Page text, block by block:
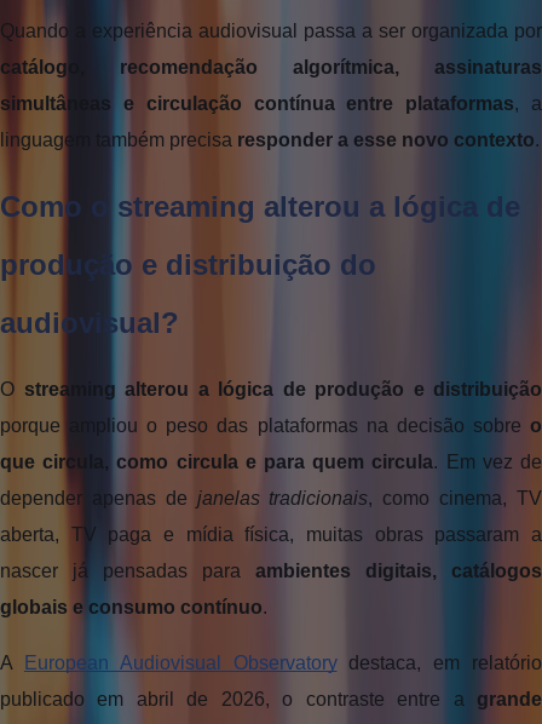
catálogo, recomendação algorítmica, assinaturas
simultâneas e circulação contínua entre plataformas, a
linguagem também precisa responder a esse novo contexto.
Como o streaming alterou a lógica de
produção e distribuição do
audiovisual?
O streaming alterou a lógica de produção e distribuição
porque ampliou o peso das plataformas na decisão sobre o
que circula, como circula e para quem circula. Em vez de
depender apenas de janelas tradicionais, como cinema, TV
aberta, TV paga e mídia física, muitas obras passaram a
nascer já pensadas para ambientes digitais, catálogos
globais e consumo contínuo.
A European Audiovisual Observatory destaca, em relatório
publicado em abril de 2026, o contraste entre a grande